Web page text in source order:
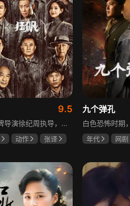
9.5
由金牌导演徐纪周执导，张译、张颂文、李一桐、张志坚、吴刚领衔主演，倪大红、韩童生、李建义特邀主演的中央政法委重点项目。一部扫黑除恶坚决斗争的回忆录，横跨20年的群像叙事全景式展现时代变迁下的黑白较量与复杂人性。
动作
张译
九个弹孔
年代
网剧